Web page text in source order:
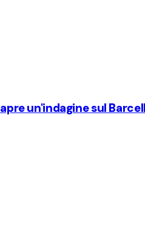
un'indagine sul